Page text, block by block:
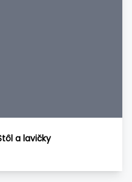
a lavičky